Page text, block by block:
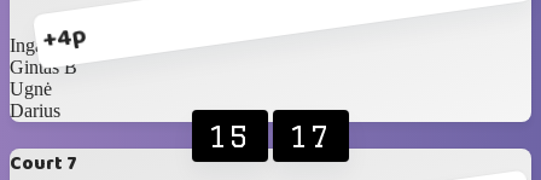
+4p
Inga D
Gintas B
Ugnė
Darius
Court 7
15 17